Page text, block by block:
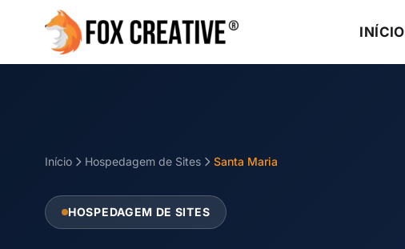
INÍCIO
Início Hospedagem de Sites Santa Maria
HOSPEDAGEM DE SITES